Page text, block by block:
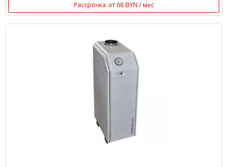
Рассрочка от 68 BYN / мес